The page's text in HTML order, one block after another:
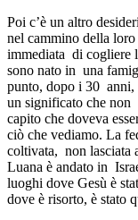
Poi c’è un altro
nel cammino della
immediata di cogliere
sono nato in una
punto, dopo i 30 anni,
un significato che
capito che doveva
ciò che vediamo. La
coltivata, non lasciata
Luana è andato in
luoghi dove Gesù è
dove è risorto, è stato